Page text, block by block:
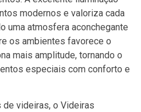
modernos e valoriza cada
uma atmosfera aconchegante
os ambientes favorece o
mais amplitude, tornando o
especiais com conforto e
videiras, o Videiras